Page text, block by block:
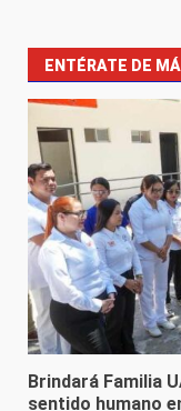
ENTÉRATE DE
Brindará Familia
sentido humano